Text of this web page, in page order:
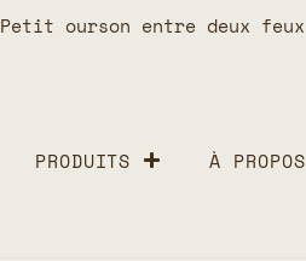
Petit ourson entre deux feux
PRODUITS À PROPOS